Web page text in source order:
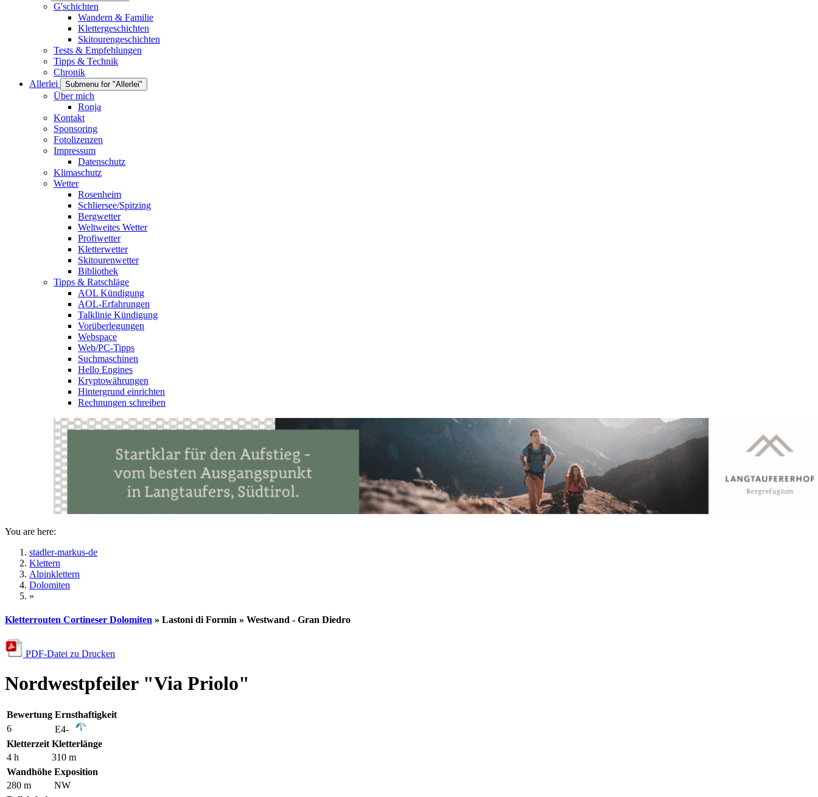
G'schichten
Wandern & Familie
Klettergeschichten
Skitourengeschichten
Tests & Empfehlungen
Tipps & Technik
Chronik
Allerlei
Submenu for "Allerlei"
Über mich
Ronja
Kontakt
Sponsoring
Fotolizenzen
Impressum
Datenschutz
Klimaschutz
Wetter
Rosenheim
Schliersee/Spitzing
Bergwetter
Weltweites Wetter
Profiwetter
Kletterwetter
Skitourenwetter
Bibliothek
Tipps & Ratschläge
AOL Kündigung
AOL-Erfahrungen
Talklinie Kündigung
Vorüberlegungen
Webspace
Web/PC-Tipps
Suchmaschinen
Hello Engines
Kryptowährungen
Hintergrund einrichten
Rechnungen schreiben
You are here:
stadler-markus-de
Klettern
Alpinklettern
Dolomiten
»
Kletterrouten Cortineser Dolomiten » Lastoni di Formin » Westwand - Gran Diedro
PDF-Datei zu Drucken
Nordwestpfeiler "Via Priolo"
Bewertung Ernsthaftigkeit
6
E4-
Kletterzeit Kletterlänge
4 h
310 m
Wandhöhe Exposition
280 m
NW